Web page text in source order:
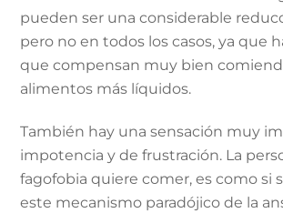
pueden ser una considerable
pero no en todos los casos, ya que
que compensan muy bien
alimentos más líquidos.
También hay una sensación muy
impotencia y de frustración. La
fagofobia quiere comer, es como si
este mecanismo paradójico de la